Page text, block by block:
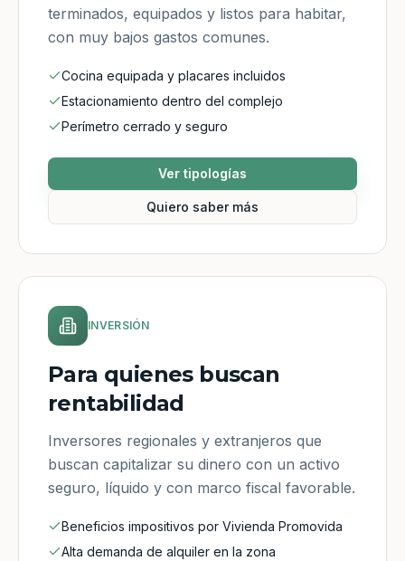
terminados, equipados y listos para habitar,
con muy bajos gastos comunes.
Cocina equipada y placares incluidos
Estacionamiento dentro del complejo
Perímetro cerrado y seguro
Ver tipologías
Quiero saber más
INVERSIÓN
Para quienes buscan
rentabilidad
Inversores regionales y extranjeros que
buscan capitalizar su dinero con un activo
seguro, líquido y con marco fiscal favorable.
Beneficios impositivos por Vivienda Promovida
Alta demanda de alquiler en la zona